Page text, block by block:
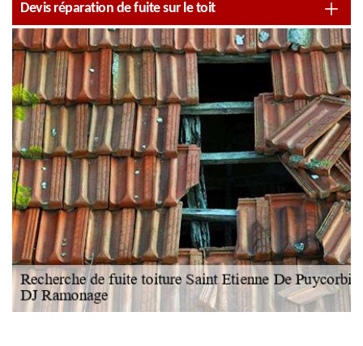
Devis réparation de fuite sur le toit